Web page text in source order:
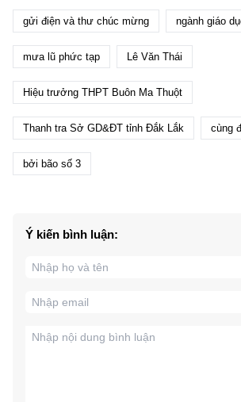
gửi điện và thư chúc mừng ngành giáo
mưa lũ phức tạp Lê Văn Thái
Hiệu trưởng THPT Buôn Ma Thuột
Thanh tra Sở GD&ĐT tỉnh Đắk Lắk cùng
bởi bão số 3
Ý kiến bình luận: